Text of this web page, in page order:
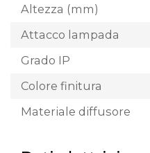
Altezza (mm)
Attacco lampada
Grado IP
Colore finitura
Materiale diffusore